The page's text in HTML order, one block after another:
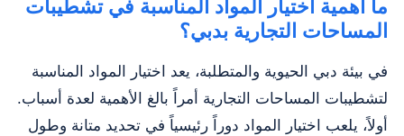
ما أهمية اختيار المواد المناسبة في تشطيبات
المساحات التجارية بدبي؟
في بيئة دبي الحيوية والمتطلبة، يعد اختيار المواد المناسبة
لتشطيبات المساحات التجارية أمراً بالغ الأهمية لعدة أسباب.
أولاً، يلعب اختيار المواد دوراً رئيسياً في تحديد متانة وطول